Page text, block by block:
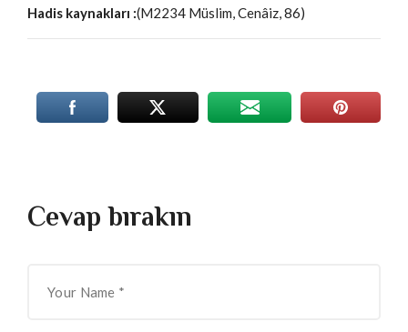
Hadis kaynakları :(M2234 Müslim, Cenâiz, 86)
Cevap bırakın